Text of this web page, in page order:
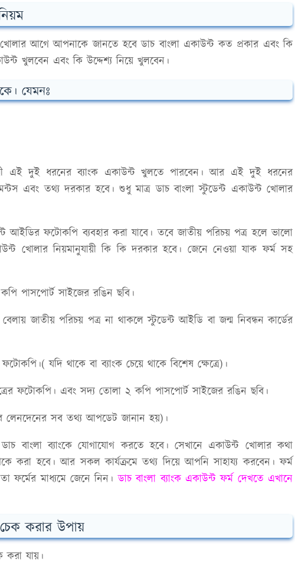
খোলার আগে আপনাকে জানতে হবে ডাচ বাংলা একাউন্ট কত প্রকার এবং কি
খুলবেন এবং কি উদ্দেশ্য নিয়ে খুলবেন।
যেমনঃ
এই দুই ধরনের ব্যাংক একাউন্ট খুলতে পারবেন। আর এই দুই ধরনের
এবং তথ্য দরকার হবে। শুধু মাত্র ডাচ বাংলা স্টুডেন্ট একাউন্ট খোলার
আইডির ফটোকপি ব্যবহার করা যাবে। তবে জাতীয় পরিচয় পত্র হলে ভালো
খোলার নিয়মানুযায়ী কি কি দরকার হবে। জেনে নেওয়া যাক ফর্ম সহ
পাসপোর্ট সাইজের রঙিন ছবি।
জাতীয় পরিচয় পত্র না থাকলে স্টুডেন্ট আইডি বা জন্ম নিবন্ধন কার্ডের
যদি থাকে বা ব্যাংক চেয়ে থাকে বিশেষ ক্ষেত্রে)।
ফটোকপি। এবং সদ্য তোলা ২ কপি পাসপোর্ট সাইজের রঙিন ছবি।
লেনদেনের সব তথ্য আপডেট জানান হয়)।
বাংলা ব্যাংকে যোগাযোগ করতে হবে। সেখানে একাউন্ট খোলার কথা
করা হবে। আর সকল কার্যক্রমে তথ্য দিয়ে আপনি সাহায্য করবেন। ফর্ম
ফর্মের মাধ্যমে জেনে নিন।ডাচ বাংলা ব্যাংক একাউন্ট ফর্ম দেখতে এখানে
চেক করার উপায়
করা যায়।